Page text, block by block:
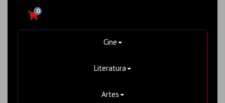
0
Cine
Literatura
Artes